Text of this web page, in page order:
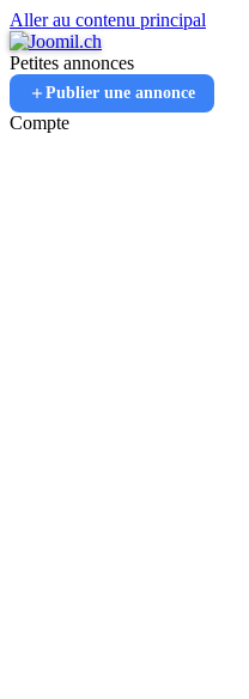
Aller au contenu principal
Petites annonces
Publier une annonce
Compte